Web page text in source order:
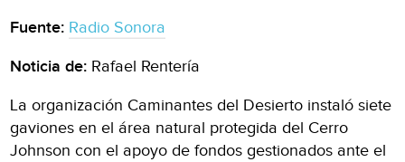
Fuente: Radio Sonora
Noticia de: Rafael Rentería
La organización Caminantes del Desierto instaló siete
gaviones en el área natural protegida del Cerro
Johnson con el apoyo de fondos gestionados ante el